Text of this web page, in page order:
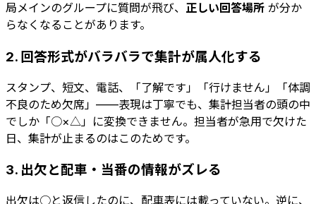
局メインのグループに質問が飛び、 正しい回答場所 が分か
らなくなることがあります。
2. 回答形式がバラバラで集計が属人化する
スタンプ、短文、電話、「了解です」「行けません」「体調
不良のため欠席」——表現は丁寧でも、集計担当者の頭の中
でしか「○×△」に変換できません。担当者が急用で欠けた
日、集計が止まるのはこのためです。
3. 出欠と配車・当番の情報がズレる
出欠は○と返信したのに、配車表には載っていない。逆に、